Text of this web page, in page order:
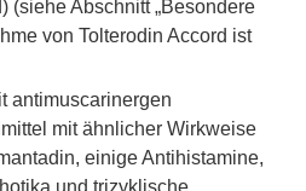
(siehe Abschnitt „Besondere
von Tolterodin Accord ist
antimuscarinergen
mit ähnlicher Wirkweise
einige Antihistamine,
und trizyklische